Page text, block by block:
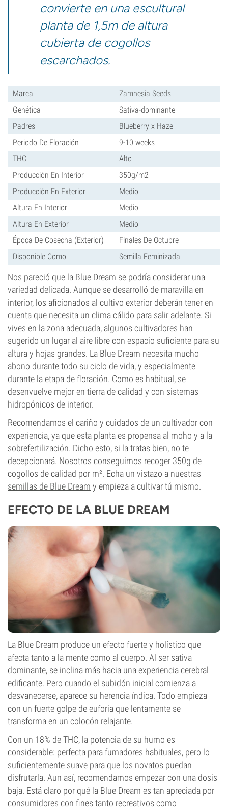
convierte en una escultural
planta de 1,5m de altura
cubierta de cogollos
escarchados.
Marca
Zamnesia Seeds
Genética
Sativa-dominante
Padres
Blueberry x Haze
Periodo De Floración
9-10 weeks
THC
Alto
Producción En Interior
350g/m2
Producción En Exterior
Medio
Altura En Interior
Medio
Altura En Exterior
Medio
Época De Cosecha (Exterior)
Finales De Octubre
Disponible Como
Semilla Feminizada
Nos pareció que la Blue Dream se podría considerar una
variedad delicada. Aunque se desarrolló de maravilla en
interior, los aficionados al cultivo exterior deberán tener en
cuenta que necesita un clima cálido para salir adelante. Si
vives en la zona adecuada, algunos cultivadores han
sugerido un lugar al aire libre con espacio suficiente para su
altura y hojas grandes. La Blue Dream necesita mucho
abono durante todo su ciclo de vida, y especialmente
durante la etapa de floración. Como es habitual, se
desenvuelve mejor en tierra de calidad y con sistemas
hidropónicos de interior.
Recomendamos el cariño y cuidados de un cultivador con
experiencia, ya que esta planta es propensa al moho y a la
sobrefertilización. Dicho esto, si la tratas bien, no te
decepcionará. Nosotros conseguimos recoger 350g de
cogollos de calidad por m². Echa un vistazo a nuestras
semillas de Blue Dream y empieza a cultivar tú mismo.
EFECTO DE LA BLUE DREAM
La Blue Dream produce un efecto fuerte y holístico que
afecta tanto a la mente como al cuerpo. Al ser sativa
dominante, se inclina más hacia una experiencia cerebral
edificante. Pero cuando el subidón inicial comienza a
desvanecerse, aparece su herencia índica. Todo empieza
con un fuerte golpe de euforia que lentamente se
transforma en un colocón relajante.
Con un 18% de THC, la potencia de su humo es
considerable: perfecta para fumadores habituales, pero lo
suficientemente suave para que los novatos puedan
disfrutarla. Aun así, recomendamos empezar con una dosis
baja. Está claro por qué la Blue Dream es tan apreciada por
consumidores con fines tanto recreativos como